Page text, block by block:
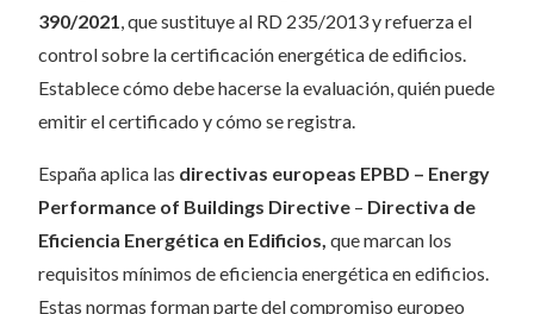
390/2021 , que sustituye al RD 235/2013 y refuerza el
control sobre la certificación energética de edificios.
Establece cómo debe hacerse la evaluación, quién puede
emitir el certificado y cómo se registra.
España aplica las directivas europeas EPBD – Energy
Performance of Buildings Directive – Directiva de
Eficiencia Energética en Edificios, que marcan los
requisitos mínimos de eficiencia energética en edificios.
Estas normas forman parte del compromiso europeo